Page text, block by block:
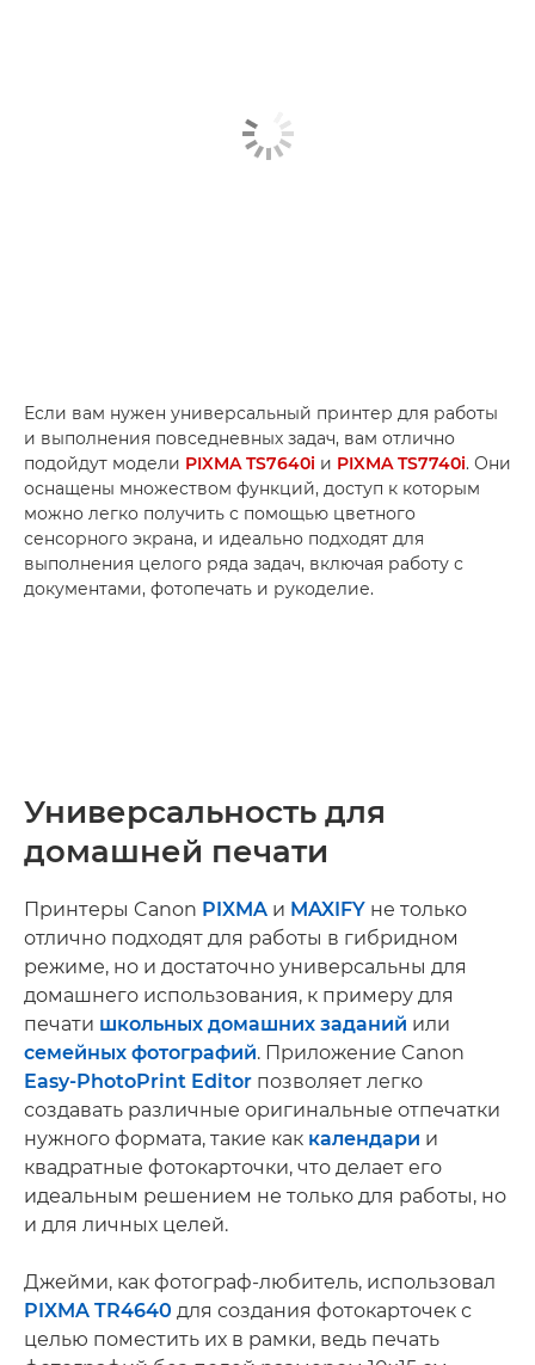
Если вам нужен универсальный принтер для работы
и выполнения повседневных задач, вам отлично
подойдут модели PIXMA TS7640i и PIXMA TS7740i. Они
оснащены множеством функций, доступ к которым
можно легко получить с помощью цветного
сенсорного экрана, и идеально подходят для
выполнения целого ряда задач, включая работу с
документами, фотопечать и рукоделие.
Универсальность для
домашней печати
Принтеры Canon PIXMA и MAXIFY не только
отлично подходят для работы в гибридном
режиме, но и достаточно универсальны для
домашнего использования, к примеру для
печати школьных домашних заданий или
семейных фотографий. Приложение Canon
Easy-PhotoPrint Editor позволяет легко
создавать различные оригинальные отпечатки
нужного формата, такие как календари и
квадратные фотокарточки, что делает его
идеальным решением не только для работы, но
и для личных целей.
Джейми, как фотограф-любитель, использовал
PIXMA TR4640 для создания фотокарточек с
целью поместить их в рамки, ведь печать